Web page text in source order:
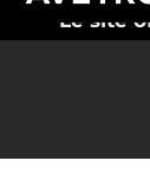
Le site